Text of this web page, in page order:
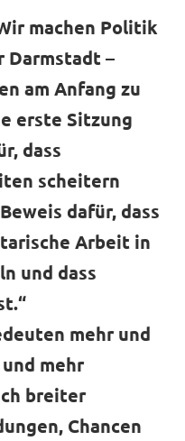
machen Politik
Darmstadt –
am Anfang zu
erste Sitzung
dass
scheitern
dafür, dass
Arbeit in
und dass
mehr und
mehr
breiter
Chancen